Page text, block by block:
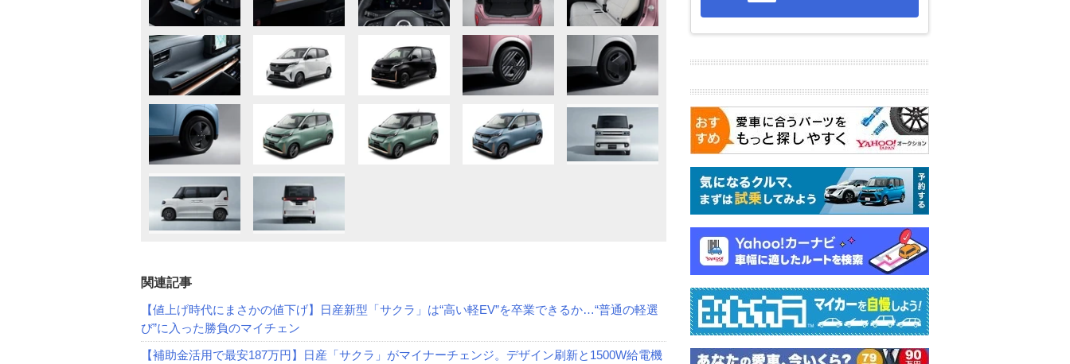
関連記事
【値上げ時代にまさかの値下げ】日産新型「サクラ」は“高い軽EV”を卒業できるか…“普通の軽選
び”に入った勝負のマイチェン
【補助金活用で最安187万円】日産「サクラ」がマイナーチェンジ。デザイン刷新と1500W給電機